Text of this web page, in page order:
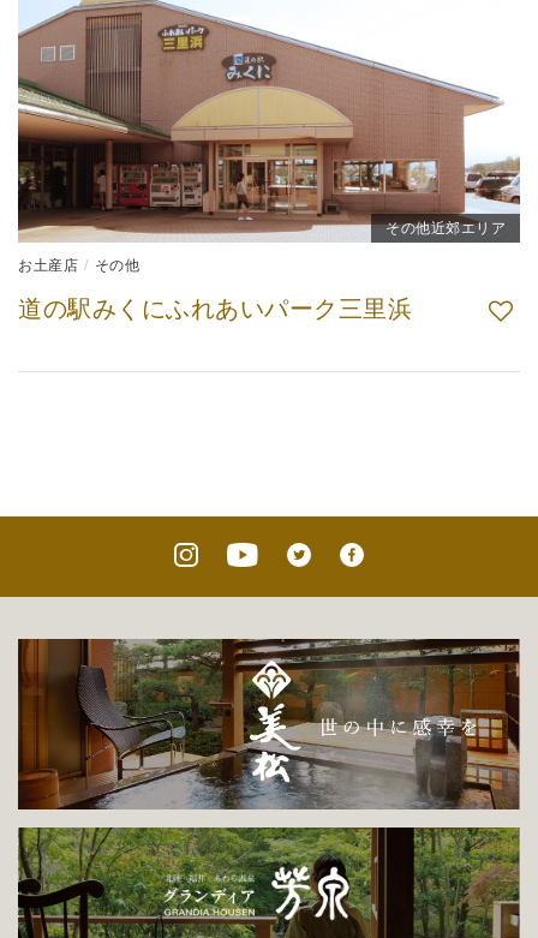
その他近郊エリア
お土産店 その他
道の駅みくにふれあいパーク三里浜